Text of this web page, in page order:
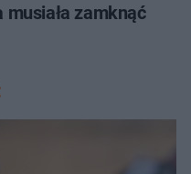
musiała zamknąć